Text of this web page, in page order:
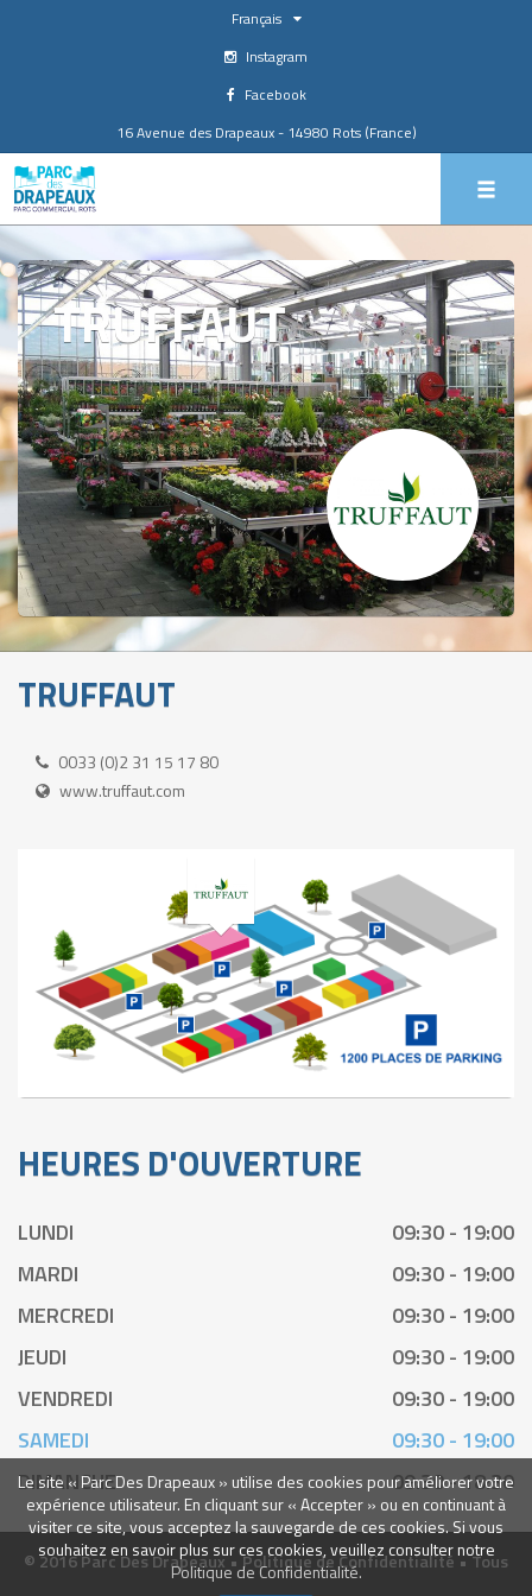
Le site « Parc Des Drapeaux » utilise des cookies pour améliorer votre
expérience utilisateur. En cliquant sur « Accepter » ou en continuant à
visiter ce site, vous acceptez la sauvegarde de ces cookies. Si vous
souhaitez en savoir plus sur ces cookies, veuillez consulter notre
Politique de Confidentialité.
Français
Instagram
Facebook
16 Avenue des Drapeaux - 14980 Rots (France)
TRUFFAUT
TRUFFAUT
0033 (0)2 31 15 17 80
www.truffaut.com
HEURES D'OUVERTURE
LUNDI
09:30 - 19:00
MARDI
09:30 - 19:00
MERCREDI
09:30 - 19:00
JEUDI
09:30 - 19:00
VENDREDI
09:30 - 19:00
SAMEDI
09:30 - 19:00
DIMANCHE
09:30 - 18:30
© 2016 Parc Des Drapeaux •Politique de Confidentialité• Tous